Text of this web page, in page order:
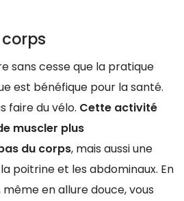
sans cesse que la pratique
est bénéfique pour la santé.
faire du vélo. Cette activité
muscler plus
du corps, mais aussi une
poitrine et les abdominaux. En
en allure douce, vous